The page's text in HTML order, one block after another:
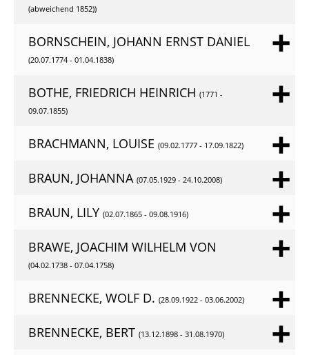
(abweichend 1852))
BORNSCHEIN, JOHANN ERNST DANIEL
(20.07.1774 - 01.04.1838)
BOTHE, FRIEDRICH HEINRICH (1771 -
09.07.1855)
BRACHMANN, LOUISE (09.02.1777 - 17.09.1822)
BRAUN, JOHANNA (07.05.1929 - 24.10.2008)
BRAUN, LILY (02.07.1865 - 09.08.1916)
BRAWE, JOACHIM WILHELM VON
(04.02.1738 - 07.04.1758)
BRENNECKE, WOLF D. (28.09.1922 - 03.06.2002)
BRENNECKE, BERT (13.12.1898 - 31.08.1970)